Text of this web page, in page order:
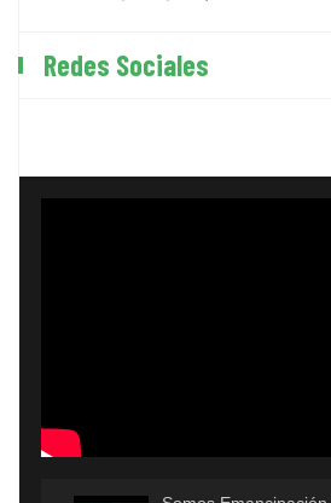
Redes Sociales